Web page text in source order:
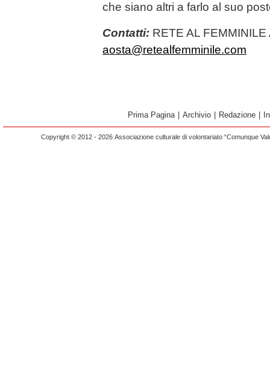
che siano altri a farlo al suo
Contatti: RETE AL FEMMINILE
aosta@retealfemminile.com
Prima Pagina | Archivio | Redazione |
Copyright © 2012 - 2026 Associazione culturale di volontariato “Comunque